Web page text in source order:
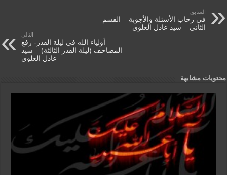
o
k
y
السابق
في رحاب الأسئلة والأجوبة – القسم
الثاني – سيد عادل العلوي
التالي
أولياء الله في ليلة القدر- رفع
المصاحف (ليلة القدر الثالثة) – سيد
عادل العلوي
محتويات مشابهة